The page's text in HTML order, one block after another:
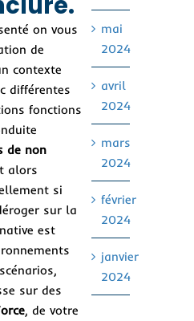
on vous
de
contexte
différentes
fonctions
de non
alors
si
sur la
est
sur des
, de votre
mai
2024
avril
2024
mars
2024
février
2024
janvier
2024